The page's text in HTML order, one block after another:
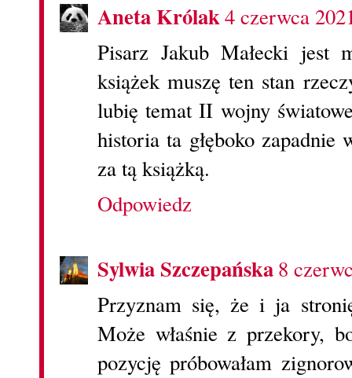
Aneta Królak4 czerwca
Pisarz Jakub Małecki jest
książek muszę ten stan
lubię temat II wojny
historia ta głęboko
za tą książką.
Odpowiedz
Sylwia Szczepańska8
Przyznam się, że i ja
Może właśnie z przekory,
pozycję próbowałam